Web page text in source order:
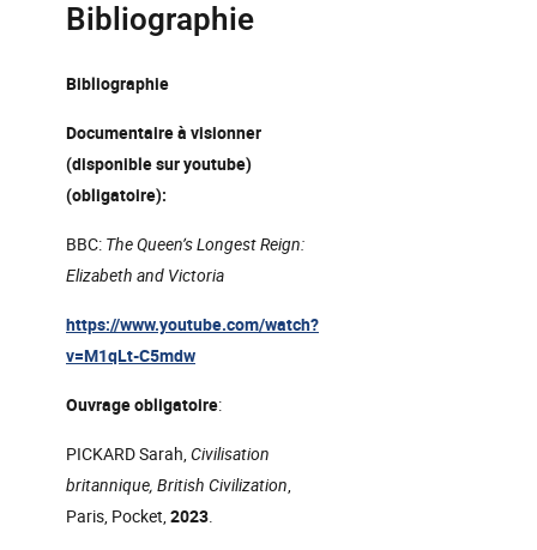
Bibliographie
Bibliographie
Documentaire à visionner
(disponible sur youtube)
(obligatoire):
BBC: The Queen’s Longest Reign:
Elizabeth and Victoria
https://www.youtube.com/watch?
v=M1qLt-C5mdw
Ouvrage obligatoire:
PICKARD Sarah,Civilisation
britannique, British Civilization,
Paris, Pocket,2023.